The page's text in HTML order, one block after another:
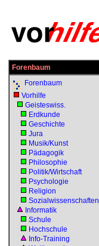
Forenbaum
Forenbaum
Vorhilfe
Geisteswiss.
Erdkunde
Geschichte
Jura
Musik/Kunst
Pädagogik
Philosophie
Politik/Wirtschaft
Psychologie
Religion
Sozialwissenschaften
Informatik
Schule
Hochschule
Info-Training